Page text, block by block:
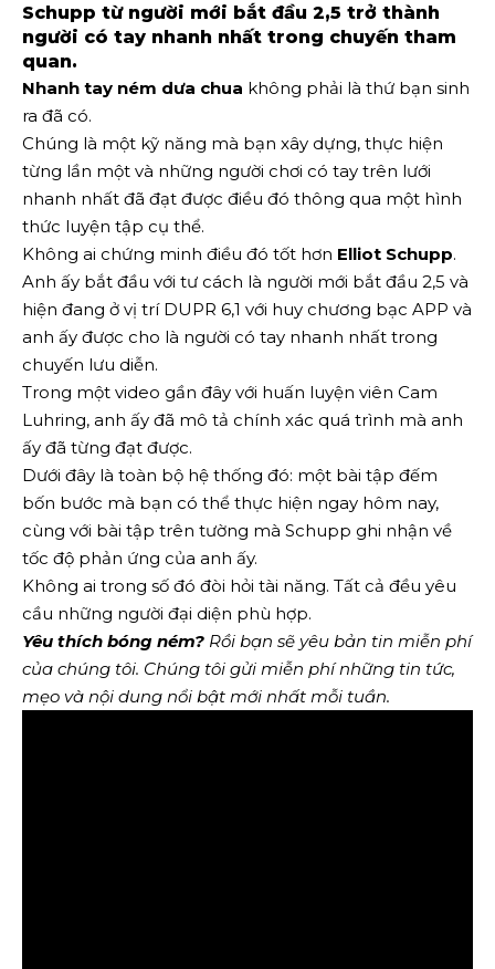
Schupp từ người mới bắt đầu 2,5 trở thành
người có tay nhanh nhất trong chuyến tham
quan.
Nhanh tay ném dưa chua không phải là thứ bạn sinh
ra đã có.
Chúng là một kỹ năng mà bạn xây dựng, thực hiện
từng lần một và những người chơi có tay trên lưới
nhanh nhất đã đạt được điều đó thông qua một hình
thức luyện tập cụ thể.
Không ai chứng minh điều đó tốt hơn Elliot Schupp.
Anh ấy bắt đầu với tư cách là người mới bắt đầu 2,5 và
hiện đang ở vị trí DUPR 6,1 với huy chương bạc APP và
anh ấy được cho là người có tay nhanh nhất trong
chuyến lưu diễn.
Trong một video gần đây với huấn luyện viên Cam
Luhring, anh ấy đã mô tả chính xác quá trình mà anh
ấy đã từng đạt được.
Dưới đây là toàn bộ hệ thống đó: một bài tập đếm
bốn bước mà bạn có thể thực hiện ngay hôm nay,
cùng với bài tập trên tường mà Schupp ghi nhận về
tốc độ phản ứng của anh ấy.
Không ai trong số đó đòi hỏi tài năng. Tất cả đều yêu
cầu những người đại diện phù hợp.
Yêu thích bóng ném? Rồi bạn sẽ yêu bản tin miễn phí
của chúng tôi. Chúng tôi gửi miễn phí những tin tức,
mẹo và nội dung nổi bật mới nhất mỗi tuần.